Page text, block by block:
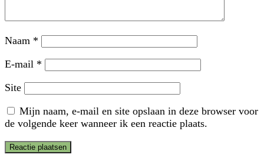
Naam *
E-mail *
Site
Mijn naam, e-mail en site opslaan in deze browser voor
de volgende keer wanneer ik een reactie plaats.